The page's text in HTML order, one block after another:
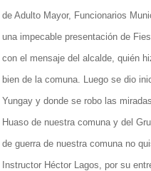
de Adulto Mayor, Funcionarios
una impecable presentación de
con el mensaje del alcalde, quién
bien de la comuna. Luego se dio
Yungay y donde se robo las
Huaso de nuestra comuna y del
de guerra de nuestra comuna no
Instructor Héctor Lagos, por su